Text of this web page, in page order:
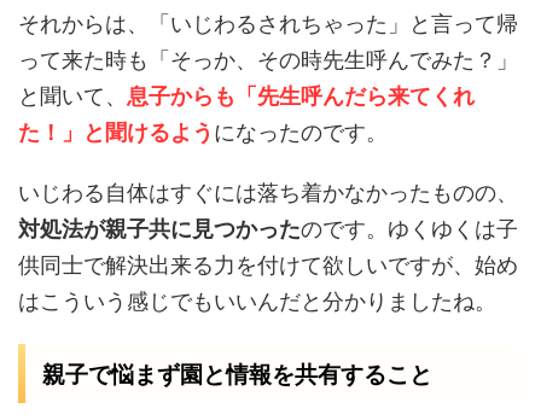
それからは、「いじわるされちゃった」と言って帰
って来た時も「そっか、その時先生呼んでみた？」
と聞いて、 息子からも「先生呼んだら来てくれ
た！」と聞けるよう になったのです。
いじわる自体はすぐには落ち着かなかったものの、
対処法が親子共に見つかったのです。ゆくゆくは子
供同士で解決出来る力を付けて欲しいですが、始め
はこういう感じでもいいんだと分かりましたね。
親子で悩まず園と情報を共有すること